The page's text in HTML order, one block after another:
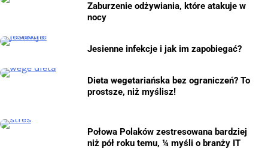
Zaburzenie odżywiania, które atakuje w
nocy
Jesienne infekcje i jak im zapobiegać?
Dieta wegetariańska bez ograniczeń? To
prostsze, niż myślisz!
Połowa Polaków zestresowana bardziej
niż pół roku temu, ¼ myśli o branży IT